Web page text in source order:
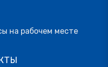
на рабочем месте